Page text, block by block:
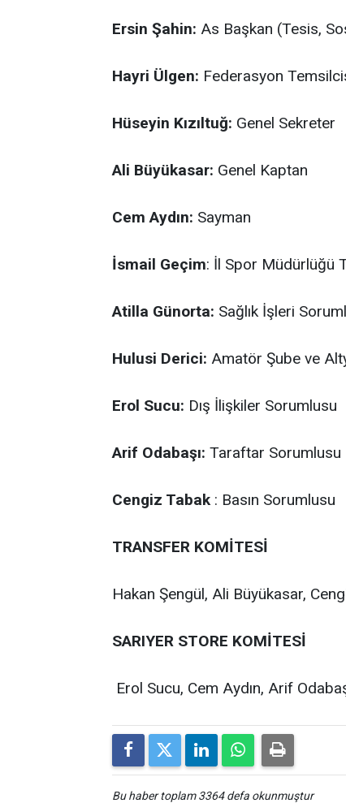
Ersin Şahin: As Başkan (Tesis,
Hayri Ülgen: Federasyon
Hüseyin Kızıltuğ: Genel Sekreter
Ali Büyükasar: Genel Kaptan
Cem Aydın: Sayman
İsmail Geçim: İl Spor Müdürlüğü
Atilla Günorta: Sağlık İşleri
Hulusi Derici: Amatör Şube ve
Erol Sucu: Dış İlişkiler Sorumlusu
Arif Odabaşı: Taraftar Sorumlusu
Cengiz Tabak: Basın Sorumlusu
TRANSFER KOMİTESİ
Hakan Şengül, Ali Büyükasar,
SARIYER STORE KOMİTESİ
Erol Sucu, Cem Aydın, Arif
Bu haber toplam 3364 defa okunmuştur